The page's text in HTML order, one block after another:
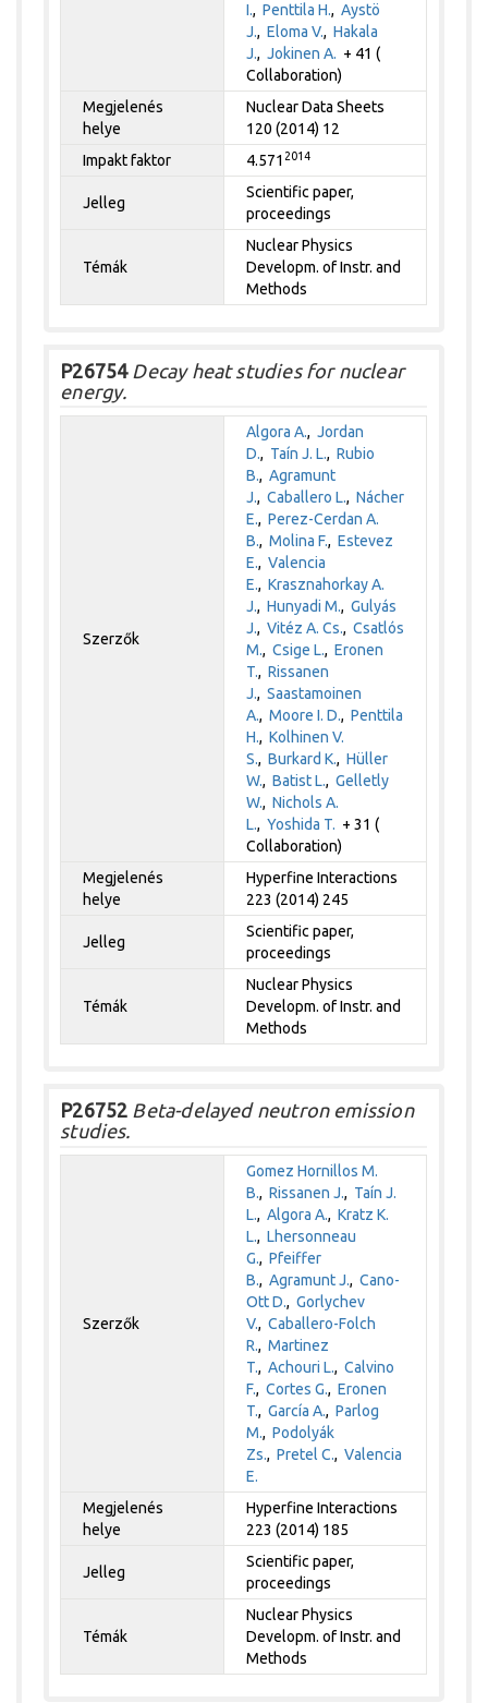
I.,Penttila H.,Aystö
J.,Eloma V.,Hakala
J.,Jokinen A. + 41 (
Collaboration)
Megjelenés
helye
Nuclear Data Sheets
120 (2014) 12
Impakt faktor
4.571 2014
Jelleg
Scientific paper,
proceedings
Témák
Nuclear Physics
Developm. of Instr. and
Methods
P26754Decay heat studies for nuclear
energy.
Szerzők
Algora A.,Jordan
D., Taín J. L.,Rubio
B.,Agramunt
J.,Caballero L.,Nácher
E.,Perez-Cerdan A.
B.,Molina F.,Estevez
E.,Valencia
E.,Krasznahorkay A.
J.,Hunyadi M.,Gulyás
J.,Vitéz A. Cs.,Csatlós
M.,Csige L.,Eronen
T.,Rissanen
J.,Saastamoinen
A.,Moore I. D.,Penttila
H.,Kolhinen V.
S.,Burkard K.,Hüller
W.,Batist L.,Gelletly
W.,Nichols A.
L.,Yoshida T. + 31 (
Collaboration)
Megjelenés
helye
Hyperfine Interactions
223 (2014) 245
Jelleg
Scientific paper,
proceedings
Témák
Nuclear Physics
Developm. of Instr. and
Methods
P26752 Beta-delayed neutron emission
studies.
Szerzők
Gomez Hornillos M.
B.,Rissanen J., Taín J.
L.,Algora A.,Kratz K.
L.,Lhersonneau
G.,Pfeiffer
B.,Agramunt J.,Cano-
Ott D.,Gorlychev
V.,Caballero-Folch
R.,Martinez
T.,Achouri L.,Calvino
F.,Cortes G.,Eronen
T.,García A.,Parlog
M.,Podolyák
Zs.,Pretel C.,Valencia
E.
Megjelenés
helye
Hyperfine Interactions
223 (2014) 185
Jelleg
Scientific paper,
proceedings
Témák
Nuclear Physics
Developm. of Instr. and
Methods